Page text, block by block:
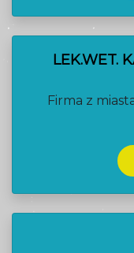
LEK.WET.
Firma z